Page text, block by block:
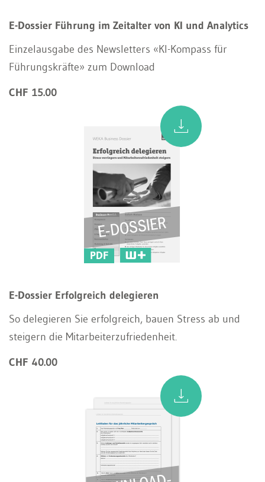
E-Dossier Führung im Zeitalter von KI und Analytics
Einzelausgabe des Newsletters «KI-Kompass für
Führungskräfte» zum Download
CHF 15.00
PDF
E-Dossier Erfolgreich delegieren
So delegieren Sie erfolgreich, bauen Stress ab und
steigern die Mitarbeiterzufriedenheit.
CHF 40.00